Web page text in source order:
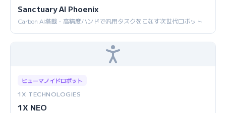
Sanctuary AI Phoenix
Carbon AI搭載・高精度ハンドで汎用タスクをこなす次世代ロボット
ヒューマノイドロボット
1X TECHNOLOGIES
1X NEO